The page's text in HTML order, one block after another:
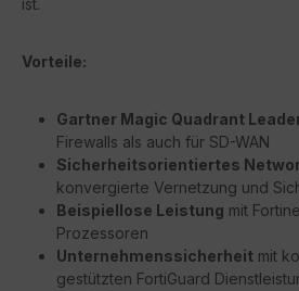
ist.
Vorteile:
Gartner Magic Quadrant
Firewalls als auch für SD-WAN
Sicherheitsorientiertes
konvergierte Vernetzung und
Beispiellose Leistung mit
Prozessoren
Unternehmenssicherheit mit
gestützten FortiGuard